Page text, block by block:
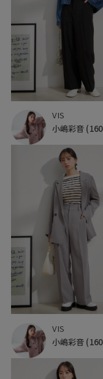
VIS
小嶋彩音
VIS
小嶋彩音